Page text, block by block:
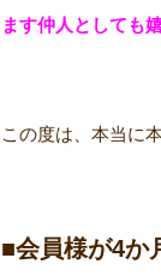
ます仲人としても
この度は、本当に
■会員様が4か